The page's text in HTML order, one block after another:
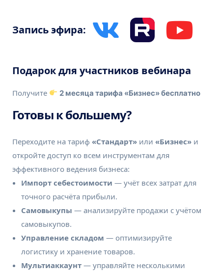
Запись эфира:
Подарок для участников вебинара
Получите 2 месяца тарифа «Бизнес» бесплатно
Готовы к большему?
Переходите на тариф «Стандарт» или «Бизнес» и
откройте доступ ко всем инструментам для
эффективного ведения бизнеса:
Импорт себестоимости — учёт всех затрат для
точного расчёта прибыли.
Самовыкупы — анализируйте продажи с учётом
самовыкупов.
Управление складом — оптимизируйте
логистику и хранение товаров.
Мультиаккаунт — управляйте несколькими